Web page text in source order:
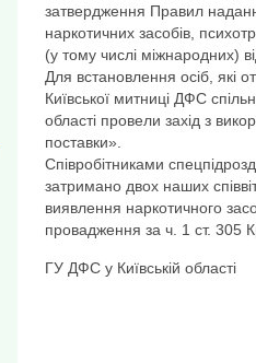
затвердження Правил
наркотичних засобів,
(у тому числі
Для встановлення осіб, які
Київської митниці ДФС
області провели захід з
поставки».
Співробітниками
затримано двох наших
виявлення наркотичного
провадження за ч. 1 ст. 305
ГУ ДФС у Київській області